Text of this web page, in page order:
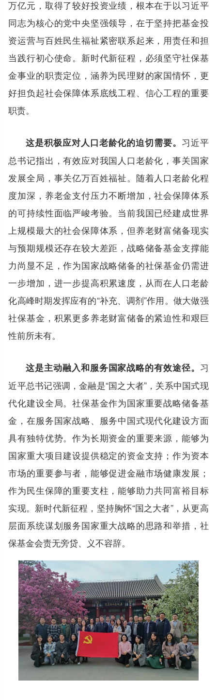
万亿元，取得了较好投资业绩，根本在于以习近平
同志为核心的党中央坚强领导，在于坚持把基金投
资运营与百姓民生福祉紧密联系起来，用责任和担
当践行初心使命。新时代新征程，必须坚守社保基
金事业的职责定位，涵养为民理财的家国情怀，更
好担负起社会保障体系底线工程、信心工程的重要
职责。
这是积极应对人口老龄化的迫切需要。 习近平
总书记指出，有效应对我国人口老龄化，事关国家
发展全局，事关亿万百姓福祉。随着人口老龄化程
度加深，养老金支付压力不断增加，社会保障体系
的可持续性面临严峻考验。当前我国已经建成世界
上规模最大的社会保障体系，但养老财富储备现实
与预期规模还存在较大差距，战略储备基金支撑能
力尚显不足，作为国家战略储备的社保基金仍需进
一步增加，进一步提高积累速度，从而在人口老龄
化高峰时期发挥应有的“补充、调剂”作用。做大做强
社保基金，积累更多养老财富储备的紧迫性和艰巨
性前所未有。
这是主动融入和服务国家战略的有效途径。 习
近平总书记强调，金融是“国之大者”，关系中国式现
代化建设全局。社保基金作为国家重要战略储备基
金，在服务国家战略、服务中国式现代化建设方面
具有独特优势。作为长期资金的重要来源，能够为
国家重大项目建设提供稳定的资金支持；作为资本
市场的重要参与者，能够促进金融市场健康发展；
作为民生保障的重要支柱，能够助力共同富裕目标
实现。新时代新征程，坚持胸怀“国之大者”，从更高
层面系统谋划服务国家重大战略的思路和举措，社
保基金会责无旁贷、义不容辞。